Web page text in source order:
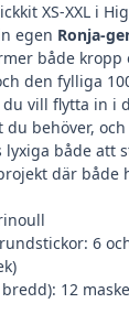
XS-XXL i
egen Ronja-
både kropp
den fylliga
vill flytta in i
behöver,
lyxiga både att
där både
6
12